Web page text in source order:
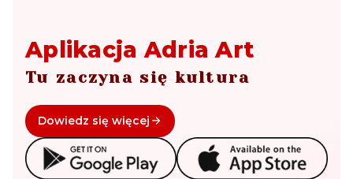
Aplikacja Adria Art
Tu zaczyna się kultura
Dowiedz się więcej